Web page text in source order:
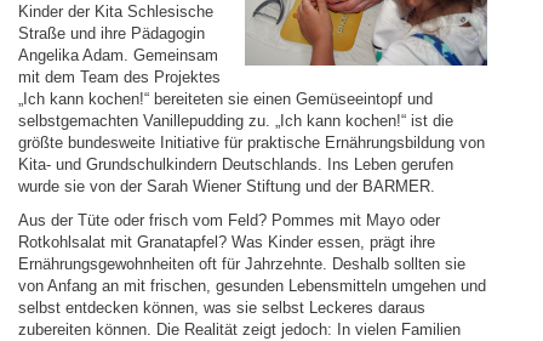
Kinder der Kita Schlesische
Straße und ihre Pädagogin
Angelika Adam. Gemeinsam
mit dem Team des Projektes
„Ich kann kochen!“ bereiteten sie einen Gemüseeintopf und
selbstgemachten Vanillepudding zu. „Ich kann kochen!“ ist die
größte bundesweite Initiative für praktische Ernährungsbildung von
Kita- und Grundschulkindern Deutschlands. Ins Leben gerufen
wurde sie von der Sarah Wiener Stiftung und der BARMER.
Aus der Tüte oder frisch vom Feld? Pommes mit Mayo oder
Rotkohlsalat mit Granatapfel? Was Kinder essen, prägt ihre
Ernährungsgewohnheiten oft für Jahrzehnte. Deshalb sollten sie
von Anfang an mit frischen, gesunden Lebensmitteln umgehen und
selbst entdecken können, was sie selbst Leckeres daraus
zubereiten können. Die Realität zeigt jedoch: In vielen Familien